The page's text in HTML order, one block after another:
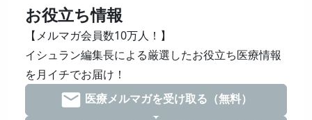
お役立ち情報
【メルマガ会員数10万人！】
イシュラン編集長による厳選したお役立ち医療情報
を月イチでお届け！
医療メルマガを受け取る（無料）